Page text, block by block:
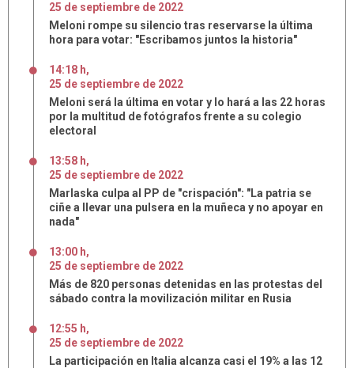
25 de septiembre de 2022
Meloni rompe su silencio tras reservarse la última
hora para votar: "Escribamos juntos la historia"
14:18 h,
25 de septiembre de 2022
Meloni será la última en votar y lo hará a las 22 horas
por la multitud de fotógrafos frente a su colegio
electoral
13:58 h,
25 de septiembre de 2022
Marlaska culpa al PP de "crispación": "La patria se
ciñe a llevar una pulsera en la muñeca y no apoyar en
nada"
13:00 h,
25 de septiembre de 2022
Más de 820 personas detenidas en las protestas del
sábado contra la movilización militar en Rusia
12:55 h,
25 de septiembre de 2022
La participación en Italia alcanza casi el 19% a las 12